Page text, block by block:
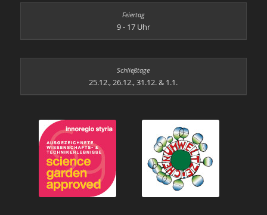
9 - 17 Uhr
25.12., 26.12., 31.12. & 1.1.